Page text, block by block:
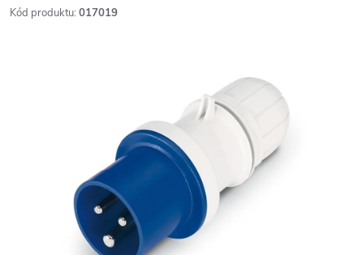
Kód produktu: 017019